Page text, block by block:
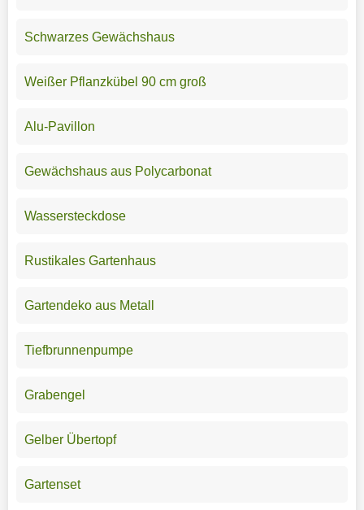
Schwarzes Gewächshaus
Weißer Pflanzkübel 90 cm groß
Alu-Pavillon
Gewächshaus aus Polycarbonat
Wassersteckdose
Rustikales Gartenhaus
Gartendeko aus Metall
Tiefbrunnenpumpe
Grabengel
Gelber Übertopf
Gartenset